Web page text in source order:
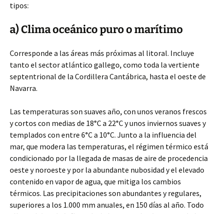
tipos:
a) Clima oceánico puro o marítimo
Corresponde a las áreas más próximas al litoral. Incluye
tanto el sector atlántico gallego, como toda la vertiente
septentrional de la Cordillera Cantábrica, hasta el oeste de
Navarra.
Las temperaturas son suaves año, con unos veranos frescos
y cortos con medias de 18°C a 22°C y unos inviernos suaves y
templados con entre 6°C a 10°C. Junto a la influencia del
mar, que modera las temperaturas, el régimen térmico está
condicionado por la llegada de masas de aire de procedencia
oeste y noroeste y por la abundante nubosidad y el elevado
contenido en vapor de agua, que mitiga los cambios
térmicos. Las precipitaciones son abundantes y regulares,
superiores a los 1.000 mm anuales, en 150 días al año. Todo